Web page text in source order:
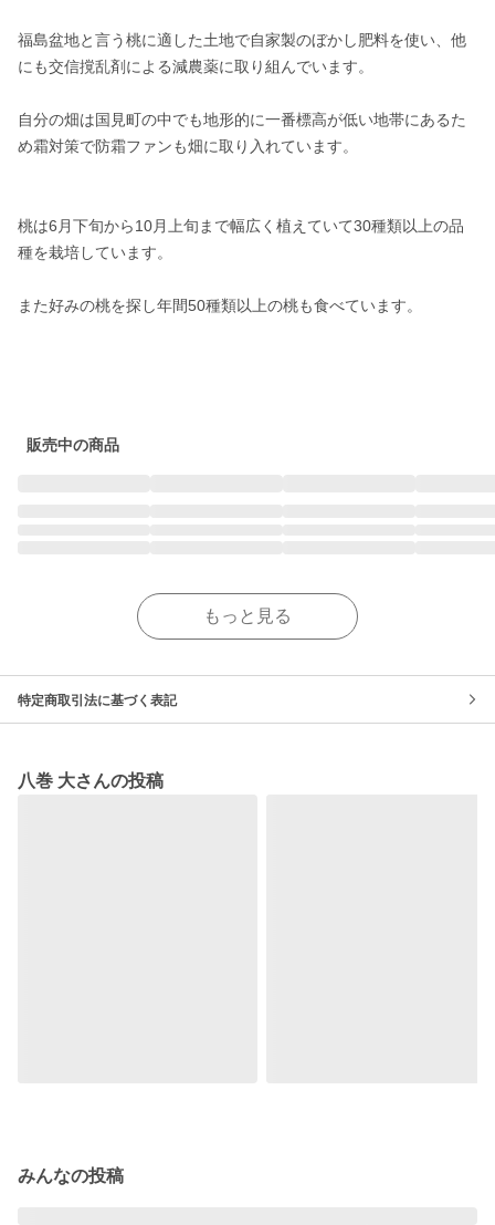
福島盆地と言う桃に適した土地で自家製のぼかし肥料を使い、他
にも交信撹乱剤による減農薬に取り組んでいます。
自分の畑は国見町の中でも地形的に一番標高が低い地帯にあるた
め霜対策で防霜ファンも畑に取り入れています。
桃は6月下旬から10月上旬まで幅広く植えていて30種類以上の品
種を栽培しています。
また好みの桃を探し年間50種類以上の桃も食べています。
販売中の商品
もっと見る
特定商取引法に基づく表記
八巻 大さんの投稿
みんなの投稿